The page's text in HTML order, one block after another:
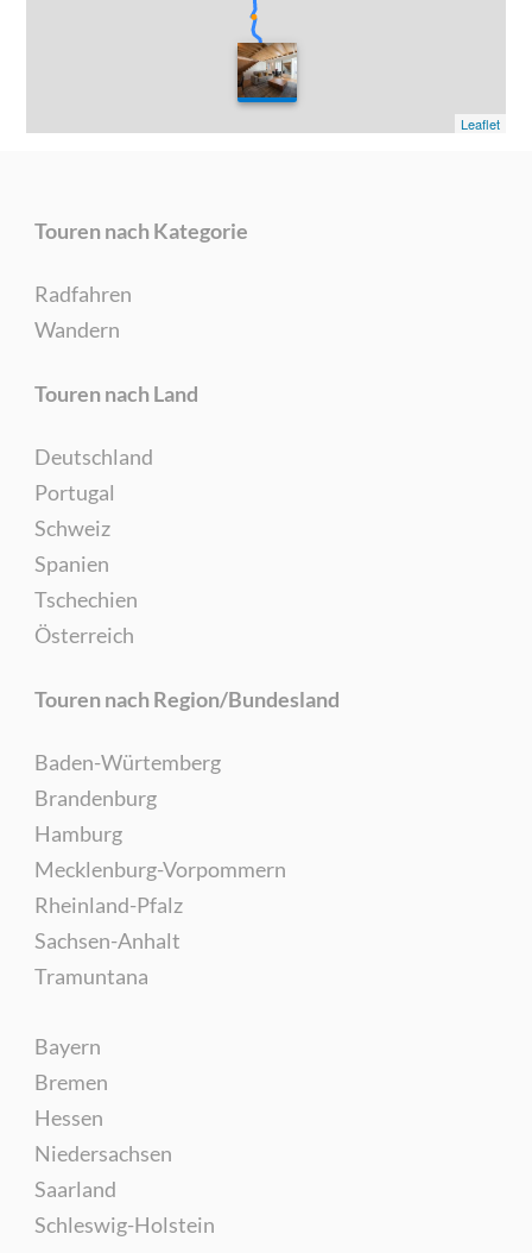
0
Leaflet
Touren nach Kategorie
Radfahren
Wandern
Touren nach Land
Deutschland
Portugal
Schweiz
Spanien
Tschechien
Österreich
Touren nach Region/Bundesland
Baden-Würtemberg
Brandenburg
Hamburg
Mecklenburg-Vorpommern
Rheinland-Pfalz
Sachsen-Anhalt
Tramuntana
Bayern
Bremen
Hessen
Niedersachsen
Saarland
Schleswig-Holstein